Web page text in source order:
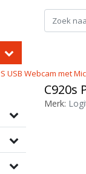
USB Webcam met
C920s
Merk: